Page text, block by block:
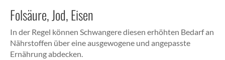
Folsäure, Jod, Eisen
In der Regel können Schwangere diesen erhöhten Bedarf an
Nährstoffen über eine ausgewogene und angepasste
Ernährung abdecken.